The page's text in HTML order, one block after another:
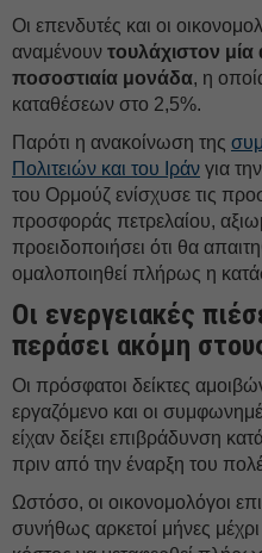
Οι επενδυτές και οι
αναμένουν τουλάχιστον
ποσοστιαία μονάδα, η
καταθέσεων στο 2,5%.
Παρότι η ανακοίνωση της
Πολιτειών και του Ιράν για
του Ορμούζ ενίσχυσε τις
προσφοράς πετρελαίου,
προειδοποιήσει ότι θα
ομαλοποιηθεί πλήρως η
Οι ενεργειακές
περάσει ακόμη
Οι πρόσφατοι δείκτες
εργαζόμενο και οι
είχαν δείξει επιβράδυνση
πριν από την έναρξη του
Ωστόσο, οι οικονομολόγοι
συνήθως αρκετοί μήνες